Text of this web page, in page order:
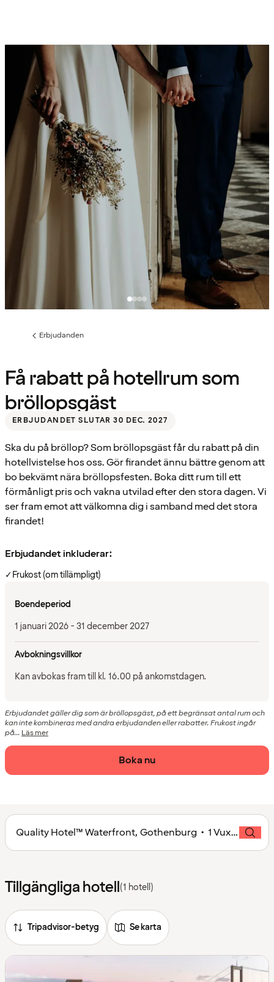
Föregående
Erbjudanden
Få rabatt på hotellrum som
bröllopsgäst
ERBJUDANDET SLUTAR 30 DEC. 2027
Ska du på bröllop? Som bröllopsgäst får du rabatt på din
hotellvistelse hos oss. Gör firandet ännu bättre genom att
bo bekvämt nära bröllopsfesten. Boka ditt rum till ett
förmånligt pris och vakna utvilad efter den stora dagen. Vi
ser fram emot att välkomna dig i samband med det stora
firandet!
Erbjudandet inkluderar:
✓Frukost (om tillämpligt)
Boendeperiod
1 januari 2026 - 31 december 2027
Avbokningsvillkor
Kan avbokas fram till kl. 16.00 på ankomstdagen.
Erbjudandet gäller dig som är bröllopsgäst, på ett begränsat antal rum och
kan inte kombineras med andra erbjudanden eller rabatter. Frukost ingår
på... Läs mer
Boka nu
Quality Hotel™ Waterfront, Gothenburg • 1 Vuxen
Tillgängliga hotell(1 hotell)
Tripadvisor-betyg Se karta